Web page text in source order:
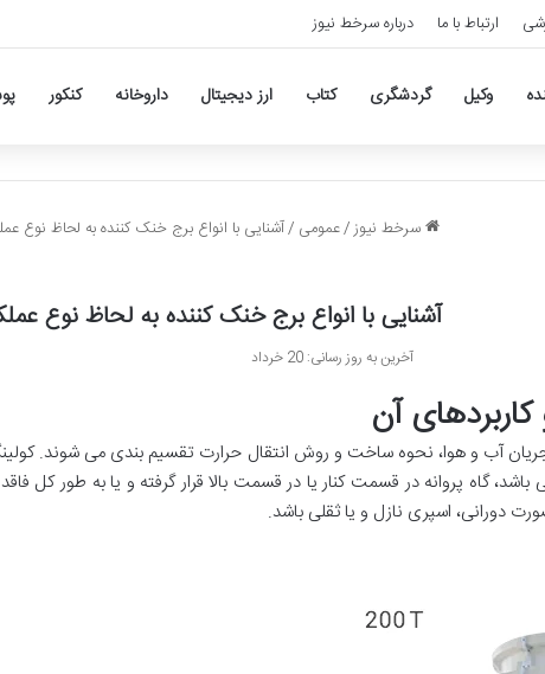
ارتباط با ما درباره سرخط نیوز
وکیل گردشگری کتاب ارز دیجیتال داروخانه کنکور
سرخط نیوز/عمومی /آشنایی با انواع برج خنک کننده به لحاظ نوع
آشنایی با انواع برج خنک کننده به لحاظ نوع
آخرین به روز رسانی: 20 خرداد
آن
آب و هوا، نحوه ساخت و روش انتقال حرارت تقسیم بندی می شوند.
گاه پروانه در قسمت کنار یا در قسمت بالا قرار گرفته و یا به طور کل
دورانی، اسپری نازل و یا ثقلی باشد.